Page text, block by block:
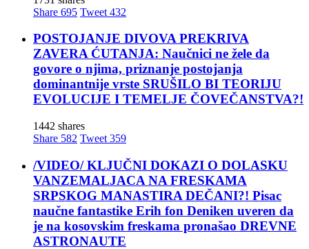
Share 695 Tweet 432
POSTOJANJE DIVOVA PREKRIVA
ZAVERA ĆUTANJA: Naučnici ne žele da
govore o njima, priznanje postojanja
dominantnije vrste SRUŠILO BI TEORIJU
EVOLUCIJE I TEMELJE ČOVEČANSTVA?!
1442 shares
Share 582 Tweet 359
/VIDEO/ KLJUČNI DOKAZI O DOLASKU
VANZEMALJACA NA FRESKAMA
SRPSKOG MANASTIRA DEČANI?! Pisac
naučne fantastike Erih fon Deniken uveren da
je na kosovskim freskama pronašao DREVNE
ASTRONAUTE